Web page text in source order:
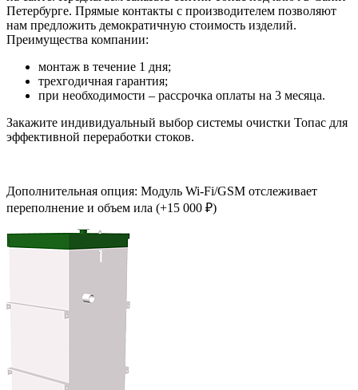
Петербурге. Прямые контакты с производителем позволяют
нам предложить демократичную стоимость изделий.
Преимущества компании:
монтаж в течение 1 дня;
трехгодичная гарантия;
при необходимости – рассрочка оплаты на 3 месяца.
Закажите индивидуальный выбор системы очистки Топас для
эффективной переработки стоков.
Дополнительная опция: Модуль Wi-Fi/GSM отслеживает
переполнение и объем ила (+15 000 ₽)